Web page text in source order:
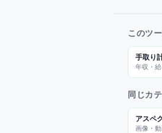
このツ
手取り
年収・
同じカ
アスペ
画像・